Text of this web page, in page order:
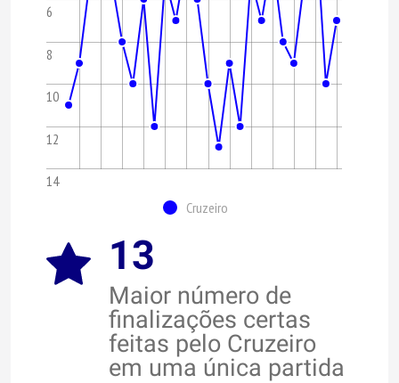
6
8
10
12
14
Cruzeiro
13
Maior número de
finalizações certas
feitas pelo Cruzeiro
em uma única partida